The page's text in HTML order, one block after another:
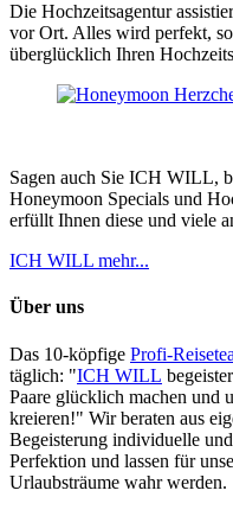
Die Hochzeitsagentur
vor Ort. Alles wird perfekt,
überglücklich Ihren
Sagen auch Sie ICH WILL,
Honeymoon Specials und
erfüllt Ihnen diese und viele
ICH WILL mehr...
Über uns
Das 10-köpfige Profi-
täglich: "ICH WILL
Paare glücklich machen und
kreieren!" Wir beraten aus
Begeisterung individuelle
Perfektion und lassen für
Urlaubsträume wahr werden.